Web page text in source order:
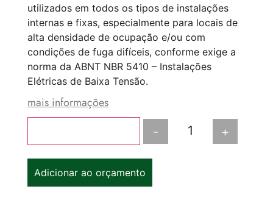
utilizados em todos os tipos de instalações
internas e fixas, especialmente para locais de
alta densidade de ocupação e/ou com
condições de fuga difíceis, conforme exige a
norma da ABNT NBR 5410 – Instalações
Elétricas de Baixa Tensão.
mais informações
- +
Adicionar ao orçamento